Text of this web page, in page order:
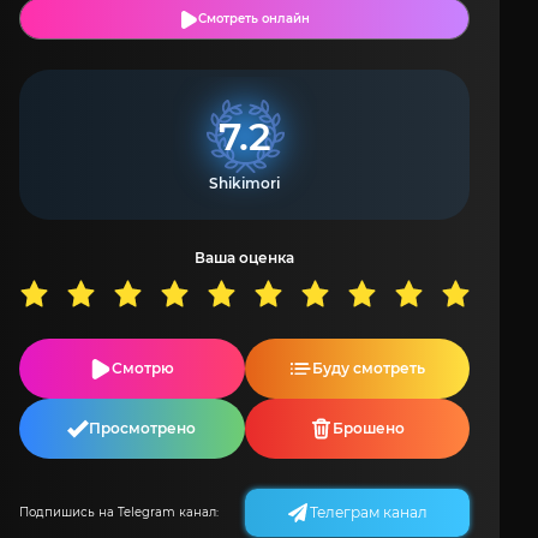
Смотреть онлайн
7.2
Shikimori
Ваша оценка
Смотрю Буду смотреть
Просмотрено Брошено
Подпишись на Telegram канал: Телеграм канал